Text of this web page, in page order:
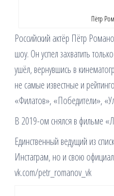
Пётр
Российский актёр Пётр
шоу. Он успел захватить
ушёл, вернувшись в
не самые известные и
«Филатов», «Победители»,
В 2019-ом снялся в фильме
Единственный ведущий из
Инстаграм, но и свою
vk.com/petr_romanov_vk